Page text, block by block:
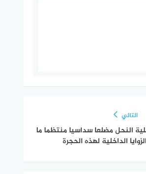
التالي
النحل مضلعا سداسيا منتظما ما
الداخلية لهذه الحجرة